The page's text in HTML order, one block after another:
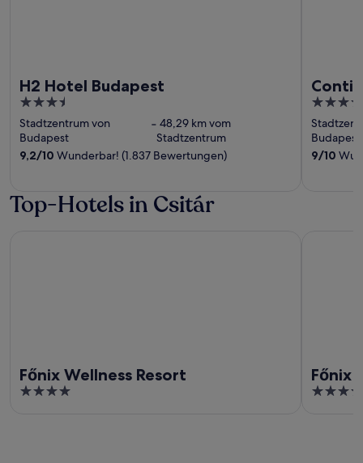
H2 Hotel Budapest
3.5
out
of
5
Stadtzentrum von
Budapest
‐ 48,29 km vom
Stadtzentrum
9,2/10 Wunderbar! (1.837 Bewertungen)
4.5
out
of
5
Budapest
9/10
Top-Hotels in Csitár
Főnix Wellness Resort
4
Főnix
4.5